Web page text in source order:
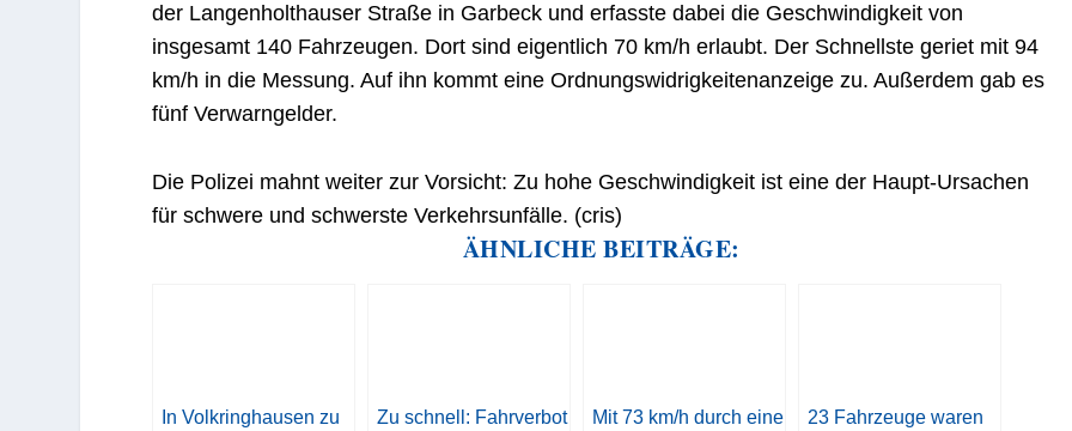
der Langenholthauser Straße in Garbeck und erfasste dabei die Geschwindigkeit von
insgesamt 140 Fahrzeugen. Dort sind eigentlich 70 km/h erlaubt. Der Schnellste geriet mit 94
km/h in die Messung. Auf ihn kommt eine Ordnungswidrigkeitenanzeige zu. Außerdem gab es
fünf Verwarngelder.
Die Polizei mahnt weiter zur Vorsicht: Zu hohe Geschwindigkeit ist eine der Haupt-Ursachen
für schwere und schwerste Verkehrsunfälle. (cris)
ÄHNLICHE BEITRÄGE:
In Volkringhausen zu
Zu schnell: Fahrverbot
Mit 73 km/h durch eine
23 Fahrzeuge waren